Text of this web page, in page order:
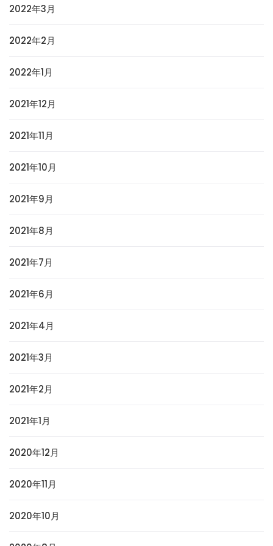
2022年3月
2022年2月
2022年1月
2021年12月
2021年11月
2021年10月
2021年9月
2021年8月
2021年7月
2021年6月
2021年4月
2021年3月
2021年2月
2021年1月
2020年12月
2020年11月
2020年10月